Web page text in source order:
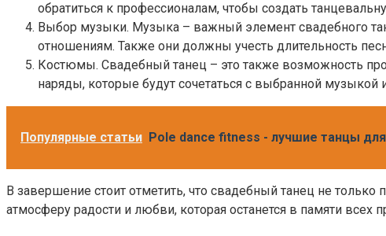
обратиться к профессионалам, чтобы создать
Выбор музыки. Музыка – важный элемент свадебного
отношениям. Также они должны учесть длительность
Костюмы. Свадебный танец – это также возможность
наряды, которые будут сочетаться с выбранной музыкой
Популярные статьи Pole dance fitness - лучшие танцы
В завершение стоит отметить, что свадебный танец не
атмосферу радости и любви, которая останется в памяти всех